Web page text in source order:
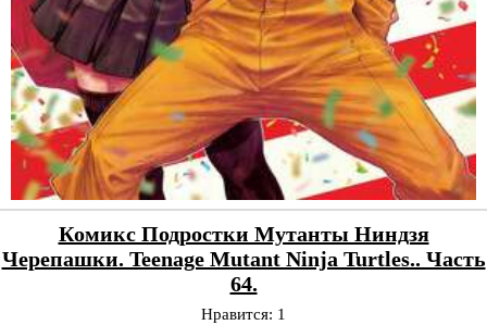
Комикс Подростки Мутанты Ниндзя
Черепашки. Teenage Mutant Ninja Turtles.. Часть
64.
Нравится: 1